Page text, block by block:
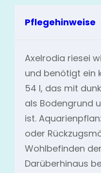
Pflegehinweise
Axelrodia riesei
und benötigt ein
54 l, das mit
als Bodengrund
ist.
oder
Wohlbefinden
Darüberhinaus